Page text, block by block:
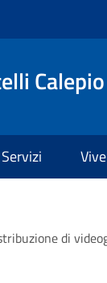
Calepio
Servizi
di